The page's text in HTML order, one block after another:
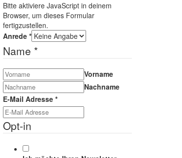
Bitte aktiviere JavaScript in deinem
Browser, um dieses Formular
fertigzustellen.
Anrede *
Name *
Vorname
Nachname
E-Mail Adresse *
Opt-in